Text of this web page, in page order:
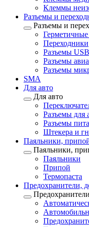
Клеммы
Разъемы и
Разъемы и
Переходники
Разъемы
Разъемы
Разъемы
SMA
Для авто
Для авто
Разъемы для
Разъемы
Штекера и
Паяльники,
Паяльники,
Паяльники
Припой
Термопаста
Предохранители,